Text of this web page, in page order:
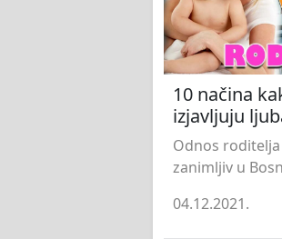
10 načina
izjavljuju
Odnos
zanimljiv u
04.12.2021.